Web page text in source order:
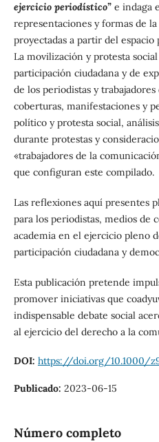
ejercicio periodístico”e indaga
representaciones y formas de
proyectadas a partir del espacio
La movilización y protesta
participación ciudadana y de
de los periodistas y
coberturas, manifestaciones y
político y protesta social,
durante protestas y
«trabajadores de la
que configuran este compilado.
Las reflexiones aquí presentes
para los periodistas, medios de
academia en el ejercicio pleno
participación ciudadana y
Esta publicación pretende
promover iniciativas que
indispensable debate social
al ejercicio del derecho a la
DOI: https://doi.org/10.1000/
Publicado: 2023-06-15
Número completo